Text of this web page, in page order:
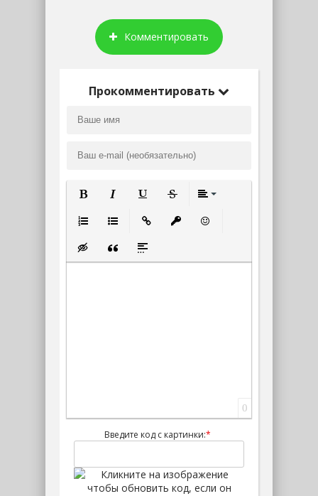
Комментировать
Прокомментировать
Вставка скрытого текста
Вставка цитаты
Вставка спойлера
0
Введите код с картинки:*